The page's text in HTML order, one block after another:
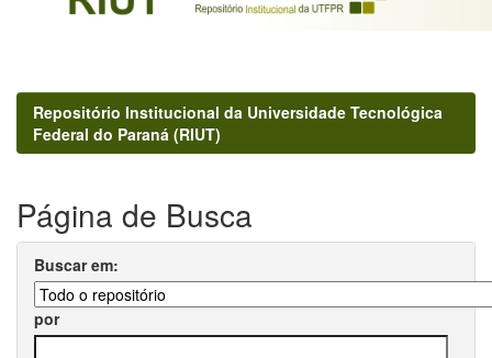
Repositório Institucional da Universidade Tecnológica
Federal do Paraná (RIUT)
Página de Busca
Buscar em:
por